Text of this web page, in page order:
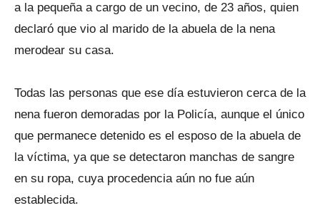
a la pequeña a cargo de un vecino, de 23 años, quien
declaró que vio al marido de la abuela de la nena
merodear su casa.
Todas las personas que ese día estuvieron cerca de la
nena fueron demoradas por la Policía, aunque el único
que permanece detenido es el esposo de la abuela de
la víctima, ya que se detectaron manchas de sangre
en su ropa, cuya procedencia aún no fue aún
establecida.